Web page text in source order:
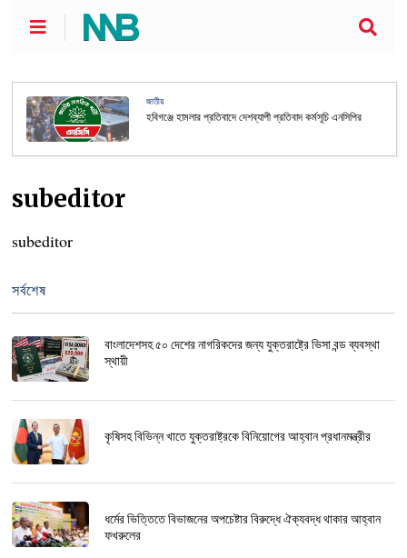
জাতীয়
হবিগঞ্জে হামলার প্রতিবাদে দেশব্যাপী প্রতিবাদ কর্মসূচি এনসিপির
subeditor
subeditor
সর্বশেষ
বাংলাদেশসহ ৫০ দেশের নাগরিকদের জন্য যুক্তরাষ্ট্রে ভিসা বন্ড ব্যবস্থা
স্থায়ী
কৃষিসহ বিভিন্ন খাতে যুক্তরাষ্ট্রকে বিনিয়োগের আহ্বান প্রধানমন্ত্রীর
ধর্মের ভিত্তিতে বিভাজনের অপচেষ্টার বিরুদ্ধে ঐক্যবদ্ধ থাকার আহ্বান
ফখরুলের